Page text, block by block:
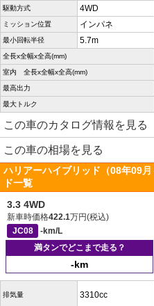
駆動方式 4WD
ミッション位置 インパネ
最小回転半径 5.7m
全長x全幅x全高(mm)
室内 全長x全幅x全高(mm)
最高出力
最大トルク
この車のカタログ情報を見る
この車の相場を見る
ハリアーハイブリッド（08年09
ド一覧
3.3 4WD
新車時価格422.1万円(税込)
JC08
-km/L
満タンでどこまで走る？
-km
排気量 3310cc